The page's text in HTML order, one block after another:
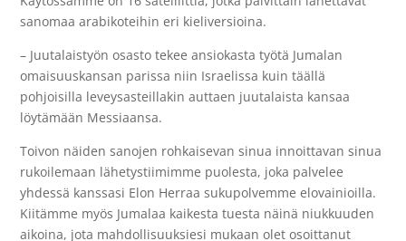
sanomaa arabikoteihin eri kieliversioina.
– Juutalaistyön osasto tekee ansiokasta työtä Jumalan
omaisuuskansan parissa niin Israelissa kuin täällä
pohjoisilla leveysasteillakin auttaen juutalaista kansaa
löytämään Messiaansa.
Toivon näiden sanojen rohkaisevan sinua innoittavan sinua
rukoilemaan lähetystiimimme puolesta, joka palvelee
yhdessä kanssasi Elon Herraa sukupolvemme elovainioilla.
Kiitämme myös Jumalaa kaikesta tuesta näinä niukkuuden
aikoina, jota mahdollisuuksiesi mukaan olet osoittanut